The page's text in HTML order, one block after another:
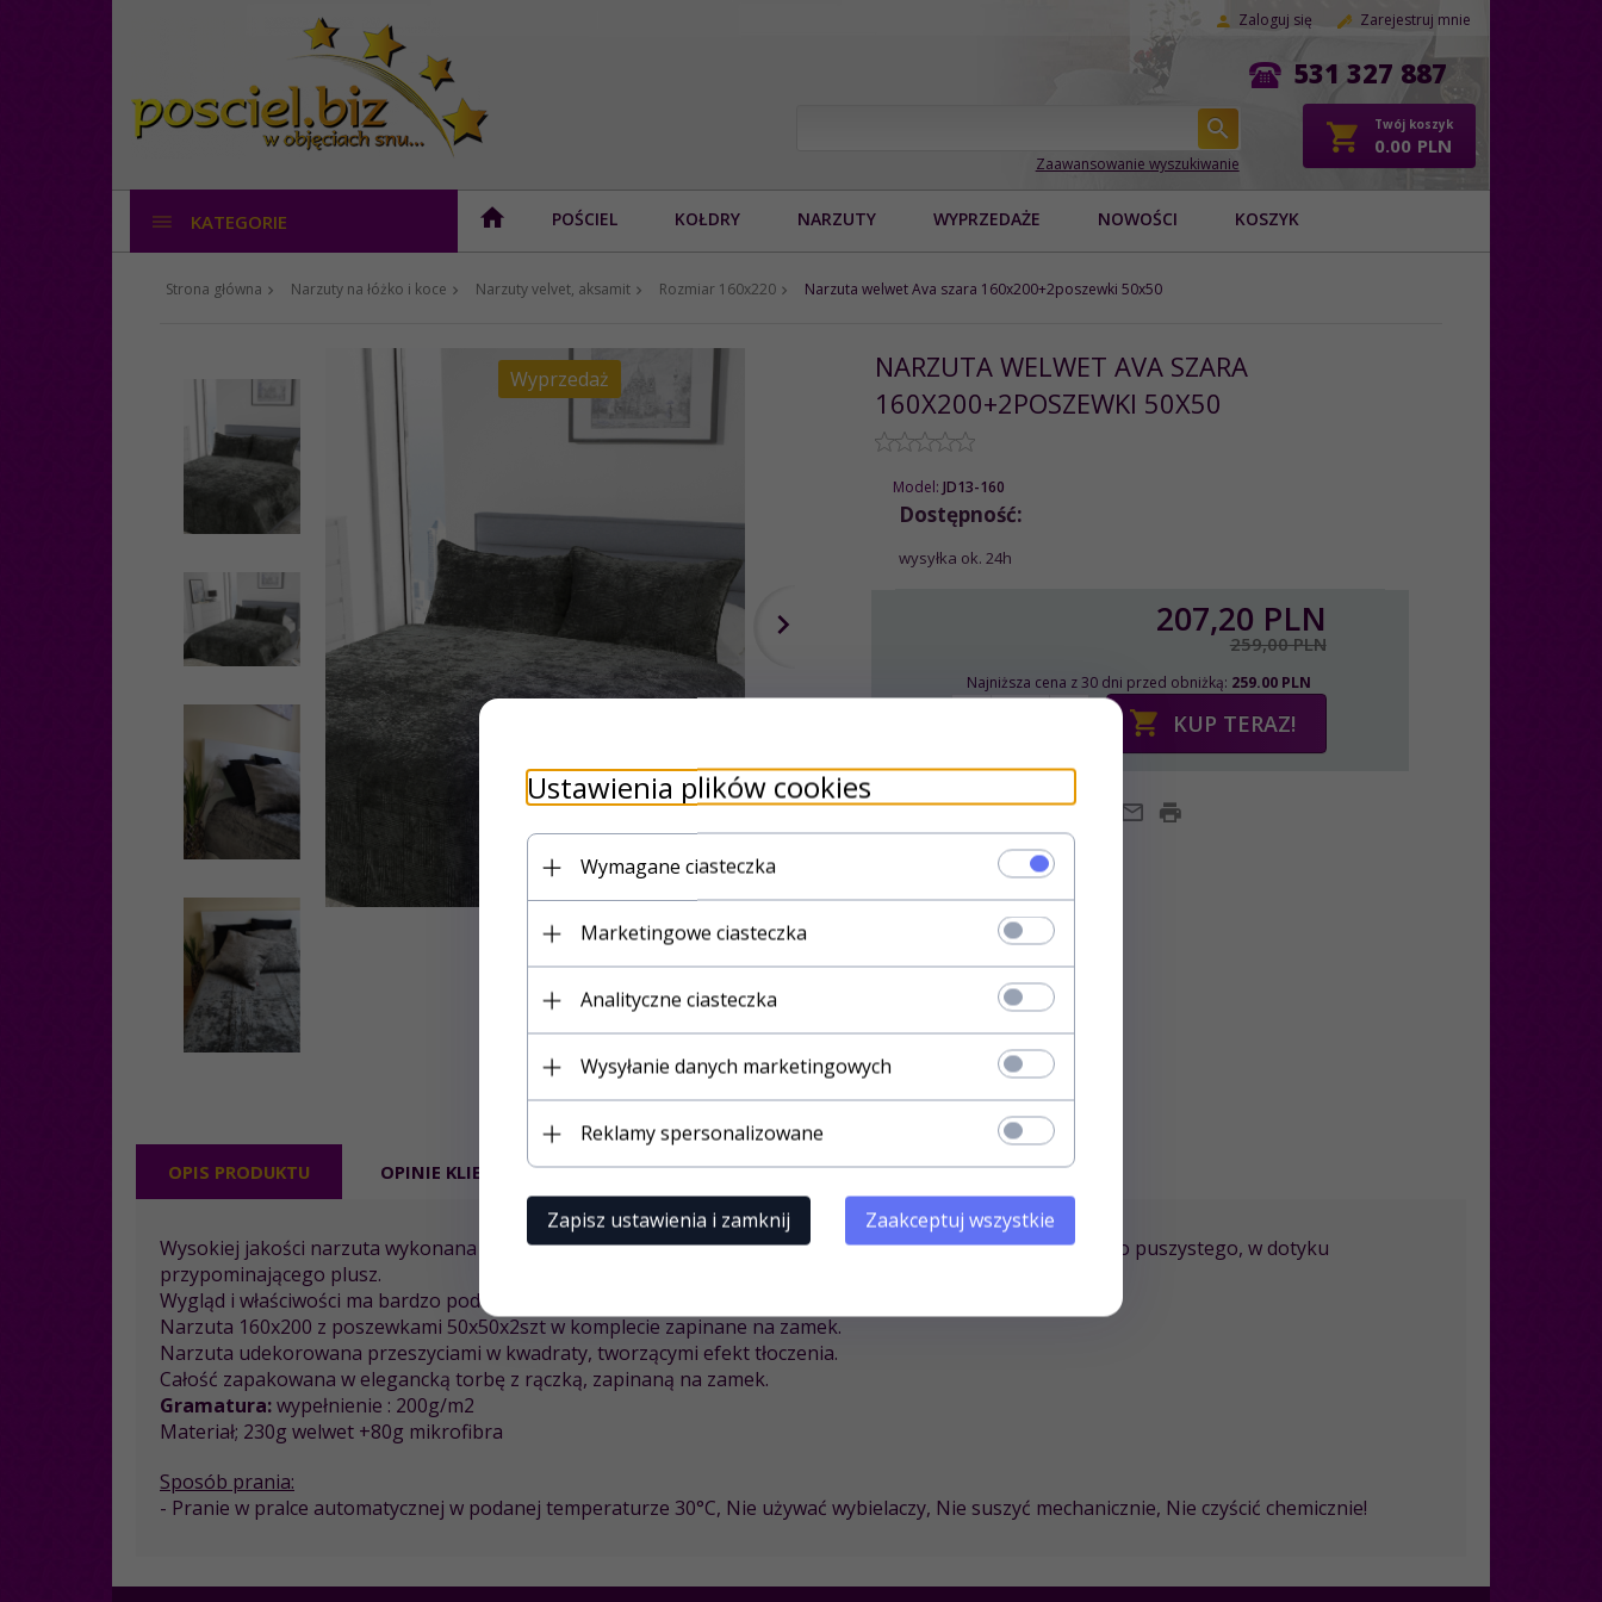
Zaloguj się Zarejestruj mnie
531 327 887
Zaawansowanie wyszukiwanie
Twój koszyk
0.00 PLN
KATEGORIE POŚCIEL KOŁDRY NARZUTY WYPRZEDAŻE NOWOŚCI KOSZYK
Strona główna Narzuty na łóżko i koce Narzuty velvet, aksamit Rozmiar 160x220 Narzuta welwet Ava szara 160x200+2poszewki 50x50
Wyprzedaż
NARZUTA WELWET AVA SZARA
160X200+2POSZEWKI 50X50
Model: JD13-160
Dostępność:
wysyłka ok. 24h
207,20 PLN
259,00 PLN
Najniższa cena z 30 dni przed obniżką: 259.00 PLN
KUP TERAZ!
OPIS PRODUKTU OPINIE KLIENTÓW
Wysokiej jakości narzuta wykonana z materiału welwet( 100% miękkiego poliestru ), bardzo miękkiego, lekko puszystego, w dotyku
przypominającego plusz.
Wygląd i właściwości ma bardzo podobne jak aksamit
Narzuta 160x200 z poszewkami 50x50x2szt w komplecie zapinane na zamek.
Narzuta udekorowana przeszyciami w kwadraty, tworzącymi efekt tłoczenia.
Całość zapakowana w elegancką torbę z rączką, zapinaną na zamek.
Gramatura:wypełnienie : 200g/m2
Materiał; 230g welwet +80g mikrofibra
Sposób prania:
- Pranie w pralce automatycznej w podanej temperaturze 30°C, Nie używać wybielaczy, Nie suszyć mechanicznie, Nie czyścić chemicznie!
Ustawienia plików cookies
Wymagane ciasteczka
Marketingowe ciasteczka
Analityczne ciasteczka
Wysyłanie danych marketingowych
Reklamy spersonalizowane
Zapisz ustawienia i zamknij Zaakceptuj wszystkie